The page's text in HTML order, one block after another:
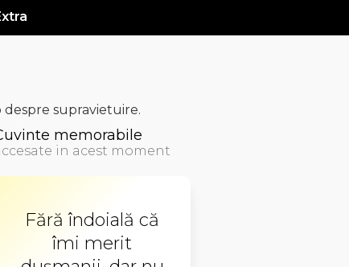
supravietuire.
memorabile
in acest moment
Fără îndoială că
îmi merit